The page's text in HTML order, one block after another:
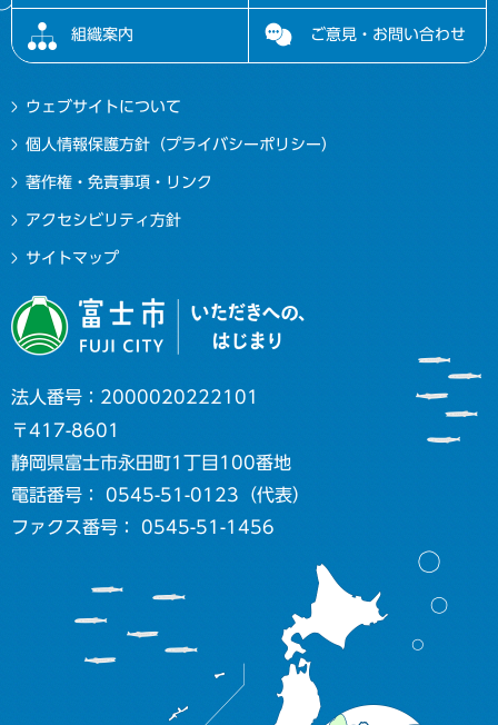
組織案内 ご意見・お問い合わせ
ウェブサイトについて
個人情報保護方針（プライバシーポリシー）
著作権・免責事項・リンク
アクセシビリティ方針
サイトマップ
法人番号：2000020222101
〒417-8601
静岡県富士市永田町1丁目100番地
電話番号： 0545-51-0123（代表）
ファクス番号： 0545-51-1456